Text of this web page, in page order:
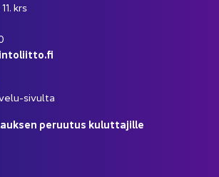
krs
​sivulta
pe­ruu­tus ku­lut­ta­jil­le